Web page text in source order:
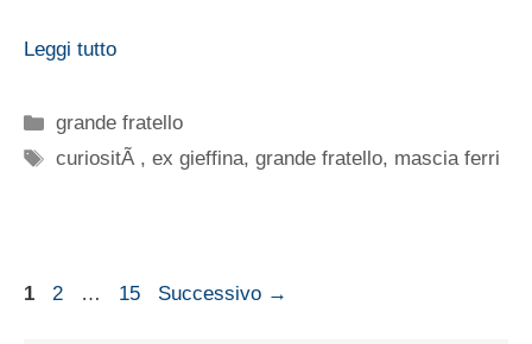
Leggi tutto
Categorie
grande fratello
Tag
curiositÃ ,ex gieffina,grande fratello, mascia ferri
Pagina
1 Pagina
2 … Pagina
15 Successivo →